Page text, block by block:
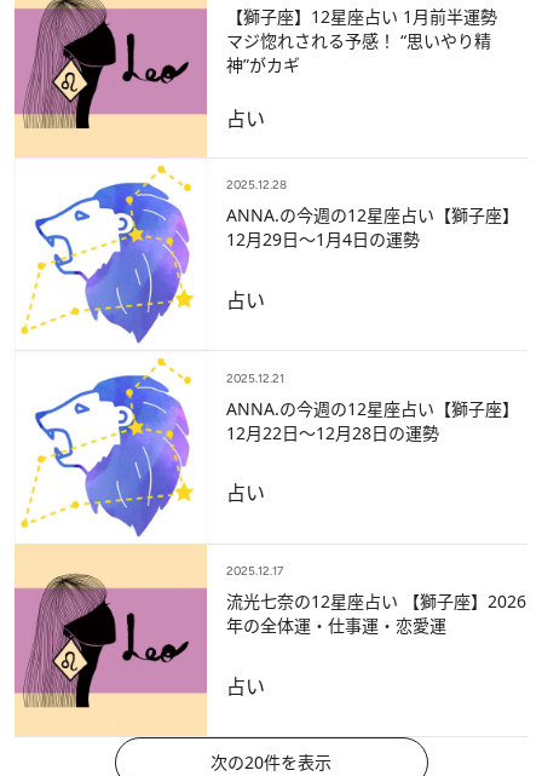
【獅子座】12星座占い 1月前半運勢
マジ惚れされる予感！ “思いやり精
神”がカギ
占い
2025.12.28
ANNA.の今週の12星座占い【獅子座】
12月29日～1月4日の運勢
占い
2025.12.21
ANNA.の今週の12星座占い【獅子座】
12月22日～12月28日の運勢
占い
2025.12.17
流光七奈の12星座占い 【獅子座】2026
年の全体運・仕事運・恋愛運
占い
次の20件を表示